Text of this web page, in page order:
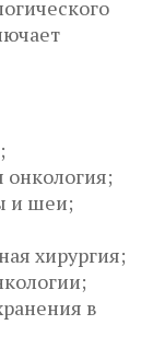
онкология;
и шеи;
хирургия;
в